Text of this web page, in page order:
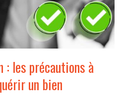
: les précautions à
un bien